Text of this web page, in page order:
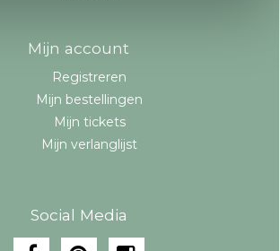
Mijn account
Registreren
Mijn bestellingen
Mijn tickets
Mijn verlanglijst
Social Media